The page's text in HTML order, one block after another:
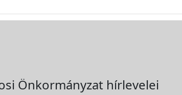
Önkormányzat hírlevelei